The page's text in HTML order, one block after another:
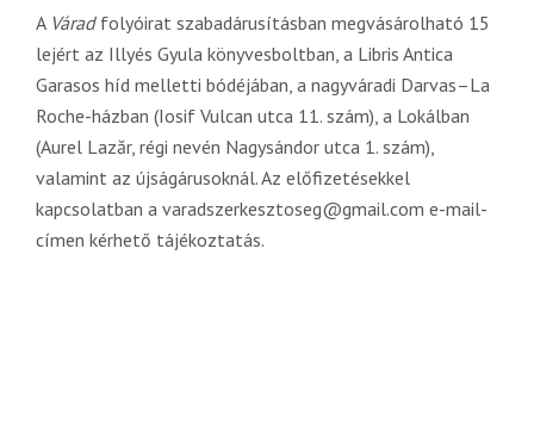
A Váradfolyóirat szabadárusításban megvásárolható 15
lejért az Illyés Gyula könyvesboltban, a Libris Antica
Garasos híd melletti bódéjában, a nagyváradi Darvas–La
Roche-házban (Iosif Vulcan utca 11. szám), a Lokálban
(Aurel Lazăr, régi nevén Nagysándor utca 1. szám),
valamint az újságárusoknál. Az előfizetésekkel
kapcsolatban a varadszerkesztoseg@gmail.com e-mail-
címen kérhető tájékoztatás.